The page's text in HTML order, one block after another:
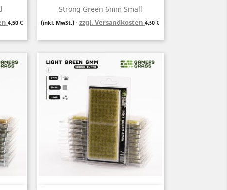
Preis
4,50 €
Strong Green 6mm Small
(inkl. MwSt.) zzgl. Versandkosten Preis
4,50 €
Vorschau